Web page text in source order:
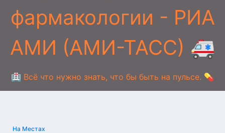
фармакологии - РИА
АМИ (АМИ-ТАСС) 🚑
🏥 Всё что нужно знать, что бы быть на пульсе. 💊
На Местах